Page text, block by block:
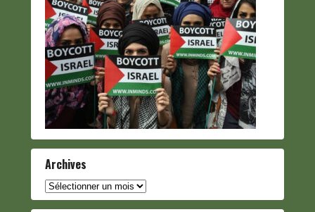
Archives
Archives